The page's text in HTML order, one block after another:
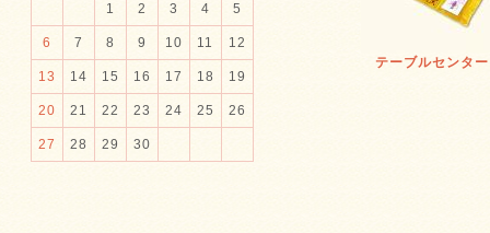
テーブルセンター
1 2 3 4 5
6 7 8 9 10 11 12
13 14 15 16 17 18 19
20 21 22 23 24 25 26
27 28 29 30